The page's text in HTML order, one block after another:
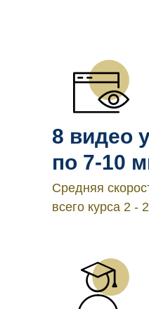
8 видео
по 7-10
Средняя
всего курса 2 -